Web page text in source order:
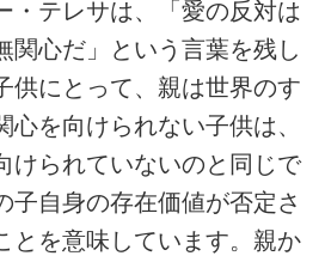
・テレサは、「愛の反対は
関心だ」という言葉を残し
供にとって、親は世界のす
を向けられない子供は、
けられていないのと同じで
子自身の存在価値が否定さ
とを意味しています。親か